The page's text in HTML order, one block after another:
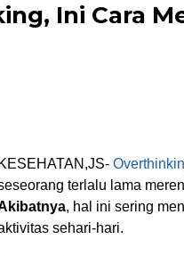
Ini Cara
KESEHATAN,JS-
terlalu lama
, hal ini sering
sehari-hari.